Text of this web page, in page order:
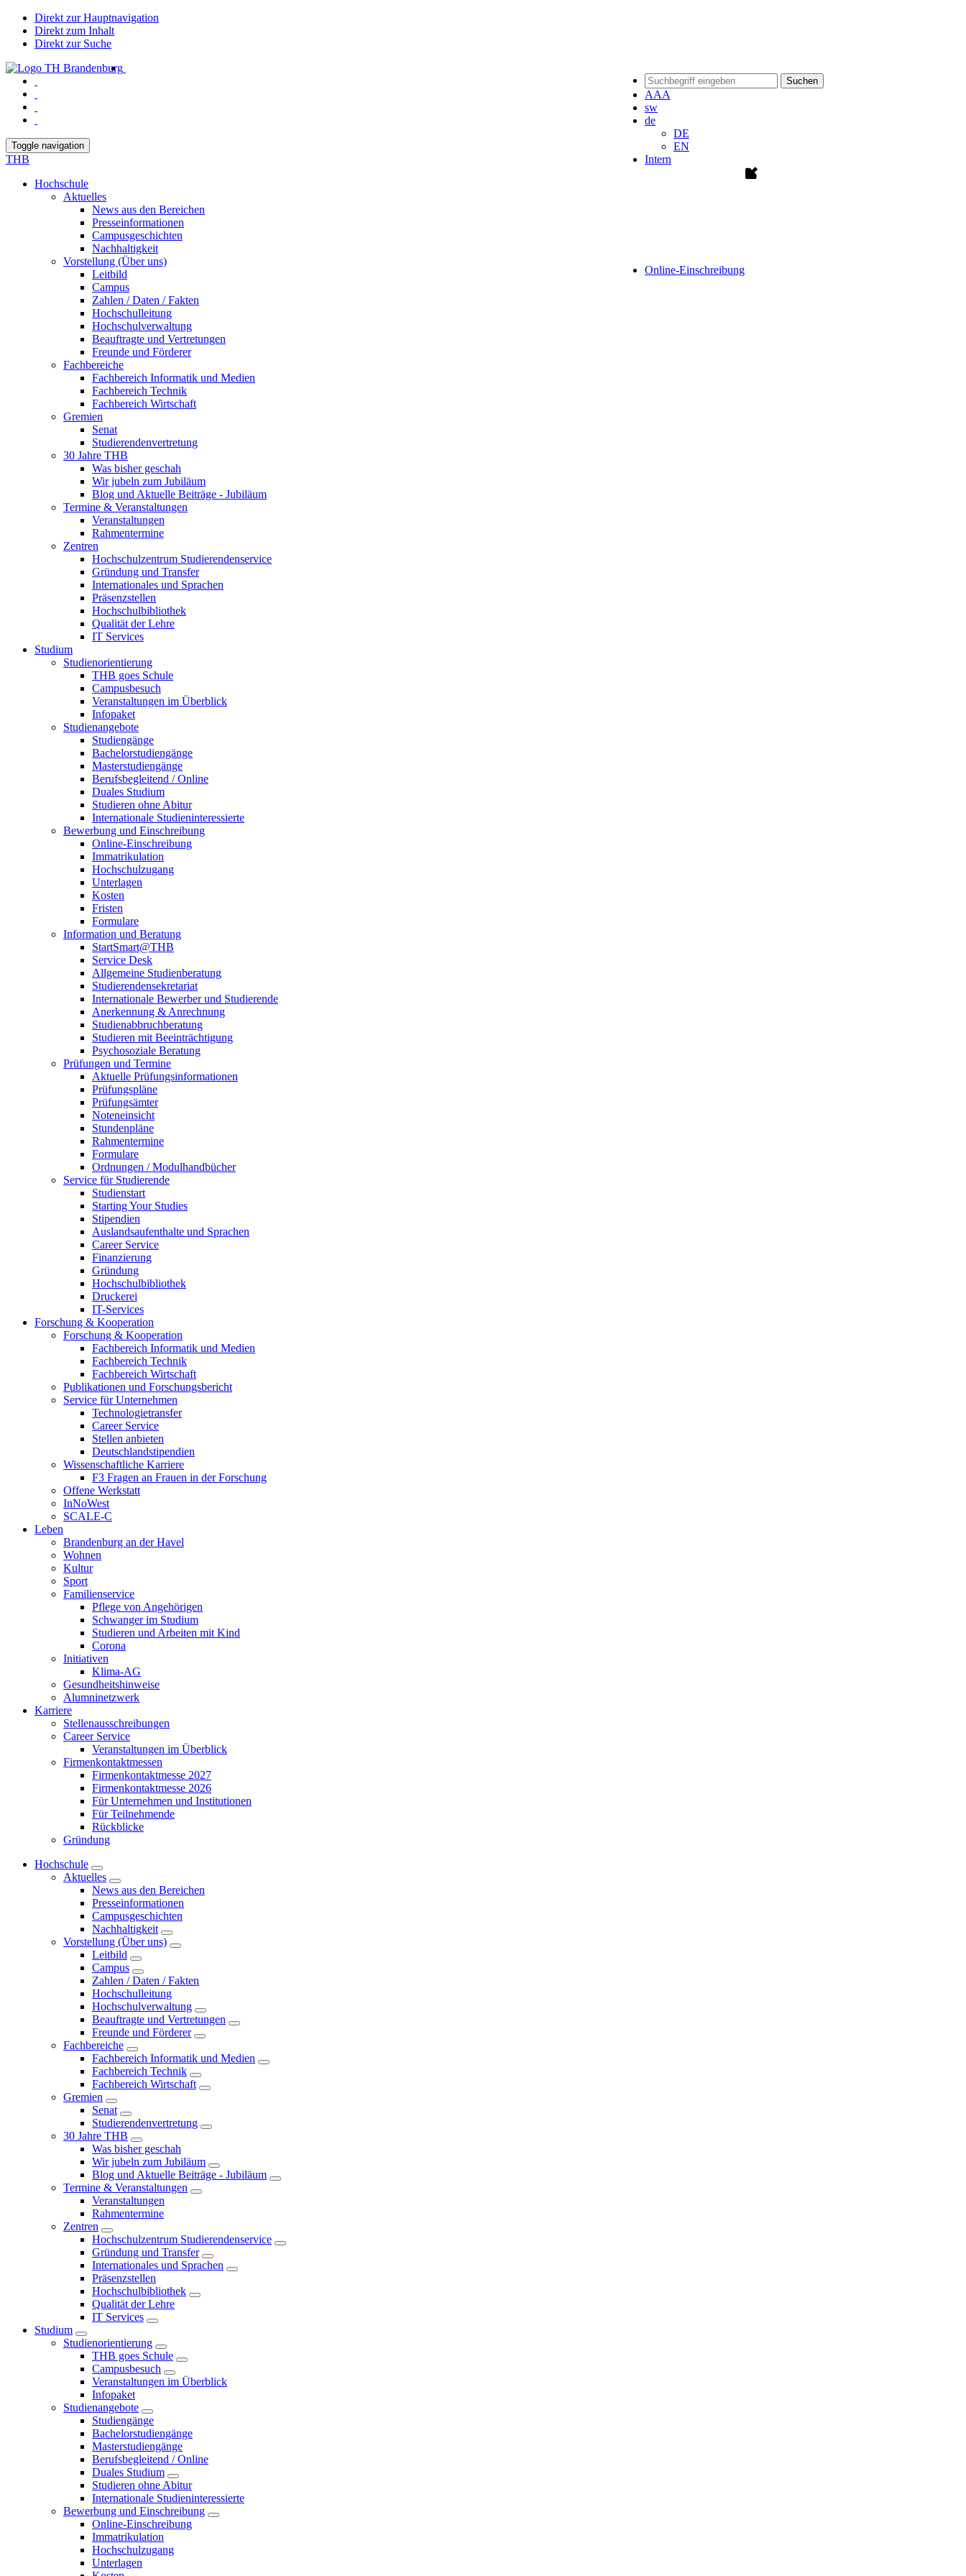
Direkt zur Hauptnavigation
Direkt zum Inhalt
Direkt zur Suche
Suchen
AAA
sw
de
DE
EN
Intern
Online-Einschreibung
Toggle navigation
THB
Hochschule
Aktuelles
News aus den Bereichen
Presseinformationen
Campusgeschichten
Nachhaltigkeit
Vorstellung (Über uns)
Leitbild
Campus
Zahlen / Daten / Fakten
Hochschulleitung
Hochschulverwaltung
Beauftragte und Vertretungen
Freunde und Förderer
Fachbereiche
Fachbereich Informatik und Medien
Fachbereich Technik
Fachbereich Wirtschaft
Gremien
Senat
Studierendenvertretung
30 Jahre THB
Was bisher geschah
Wir jubeln zum Jubiläum
Blog und Aktuelle Beiträge - Jubiläum
Termine & Veranstaltungen
Veranstaltungen
Rahmentermine
Zentren
Hochschulzentrum Studierendenservice
Gründung und Transfer
Internationales und Sprachen
Präsenzstellen
Hochschulbibliothek
Qualität der Lehre
IT Services
Studium
Studienorientierung
THB goes Schule
Campusbesuch
Veranstaltungen im Überblick
Infopaket
Studienangebote
Studiengänge
Bachelorstudiengänge
Masterstudiengänge
Berufsbegleitend / Online
Duales Studium
Studieren ohne Abitur
Internationale Studieninteressierte
Bewerbung und Einschreibung
Online-Einschreibung
Immatrikulation
Hochschulzugang
Unterlagen
Kosten
Fristen
Formulare
Information und Beratung
StartSmart@THB
Service Desk
Allgemeine Studienberatung
Studierendensekretariat
Internationale Bewerber und Studierende
Anerkennung & Anrechnung
Studienabbruchberatung
Studieren mit Beeinträchtigung
Psychosoziale Beratung
Prüfungen und Termine
Aktuelle Prüfungsinformationen
Prüfungspläne
Prüfungsämter
Noteneinsicht
Stundenpläne
Rahmentermine
Formulare
Ordnungen / Modulhandbücher
Service für Studierende
Studienstart
Starting Your Studies
Stipendien
Auslandsaufenthalte und Sprachen
Career Service
Finanzierung
Gründung
Hochschulbibliothek
Druckerei
IT-Services
Forschung & Kooperation
Forschung & Kooperation
Fachbereich Informatik und Medien
Fachbereich Technik
Fachbereich Wirtschaft
Publikationen und Forschungsbericht
Service für Unternehmen
Technologietransfer
Career Service
Stellen anbieten
Deutschlandstipendien
Wissenschaftliche Karriere
F3 Fragen an Frauen in der Forschung
Offene Werkstatt
InNoWest
SCALE-C
Leben
Brandenburg an der Havel
Wohnen
Kultur
Sport
Familienservice
Pflege von Angehörigen
Schwanger im Studium
Studieren und Arbeiten mit Kind
Corona
Initiativen
Klima-AG
Gesundheitshinweise
Alumninetzwerk
Karriere
Stellenausschreibungen
Career Service
Veranstaltungen im Überblick
Firmenkontaktmessen
Firmenkontaktmesse 2027
Firmenkontaktmesse 2026
Für Unternehmen und Institutionen
Für Teilnehmende
Rückblicke
Gründung
Hochschule
Aktuelles
News aus den Bereichen
Presseinformationen
Campusgeschichten
Nachhaltigkeit
Vorstellung (Über uns)
Leitbild
Campus
Zahlen / Daten / Fakten
Hochschulleitung
Hochschulverwaltung
Beauftragte und Vertretungen
Freunde und Förderer
Fachbereiche
Fachbereich Informatik und Medien
Fachbereich Technik
Fachbereich Wirtschaft
Gremien
Senat
Studierendenvertretung
30 Jahre THB
Was bisher geschah
Wir jubeln zum Jubiläum
Blog und Aktuelle Beiträge - Jubiläum
Termine & Veranstaltungen
Veranstaltungen
Rahmentermine
Zentren
Hochschulzentrum Studierendenservice
Gründung und Transfer
Internationales und Sprachen
Präsenzstellen
Hochschulbibliothek
Qualität der Lehre
IT Services
Studium
Studienorientierung
THB goes Schule
Campusbesuch
Veranstaltungen im Überblick
Infopaket
Studienangebote
Studiengänge
Bachelorstudiengänge
Masterstudiengänge
Berufsbegleitend / Online
Duales Studium
Studieren ohne Abitur
Internationale Studieninteressierte
Bewerbung und Einschreibung
Online-Einschreibung
Immatrikulation
Hochschulzugang
Unterlagen